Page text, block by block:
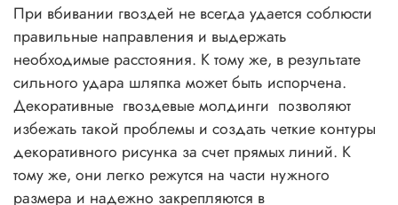
При вбивании гвоздей не всегда удается соблюсти
правильные направления и выдержать
необходимые расстояния. К тому же, в результате
сильного удара шляпка может быть испорчена.
Декоративные гвоздевые молдинги позволяют
избежать такой проблемы и создать четкие контуры
декоративного рисунка за счет прямых линий. К
тому же, они легко режутся на части нужного
размера и надежно закрепляются в